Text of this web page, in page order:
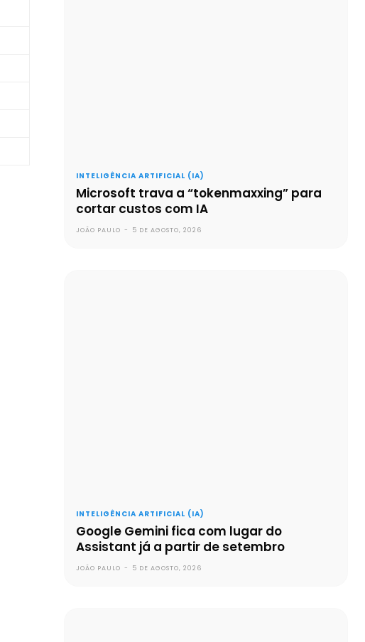
INTELIGÊNCIA ARTIFICIAL (IA)
Microsoft trava a “tokenmaxxing” para
cortar custos com IA
JOÃO PAULO - 5 DE AGOSTO, 2026
INTELIGÊNCIA ARTIFICIAL (IA)
Google Gemini fica com lugar do
Assistant já a partir de setembro
JOÃO PAULO - 5 DE AGOSTO, 2026